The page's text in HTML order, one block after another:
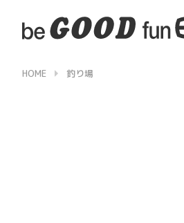
HOME ▶ 釣り場